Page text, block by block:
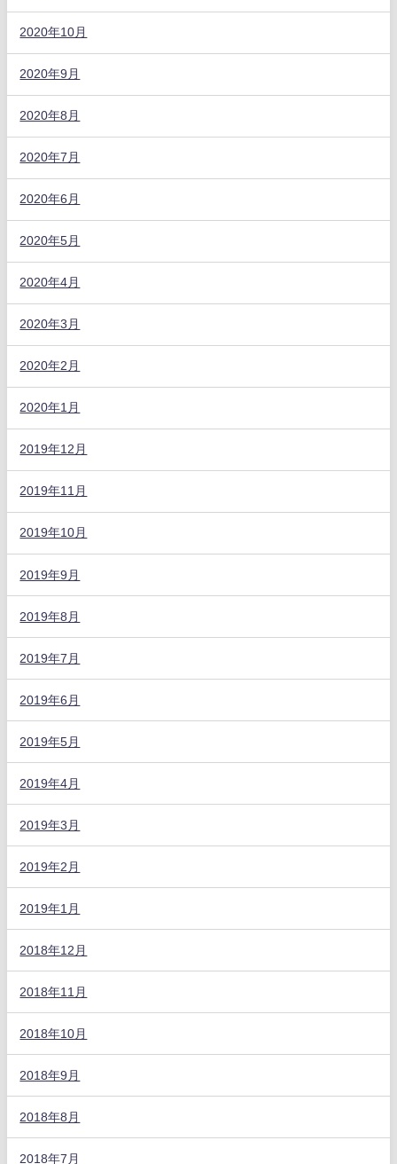
2020年10月
2020年9月
2020年8月
2020年7月
2020年6月
2020年5月
2020年4月
2020年3月
2020年2月
2020年1月
2019年12月
2019年11月
2019年10月
2019年9月
2019年8月
2019年7月
2019年6月
2019年5月
2019年4月
2019年3月
2019年2月
2019年1月
2018年12月
2018年11月
2018年10月
2018年9月
2018年8月
2018年7月